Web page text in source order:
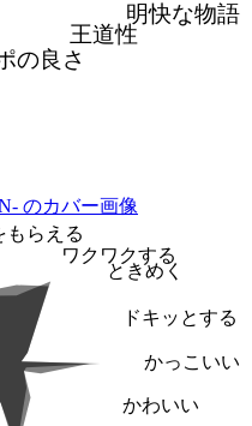
明快な物語
王道性
の良さ
もらえる
ワクワクする
ときめく
ドキッとする
かっこいい
かわいい